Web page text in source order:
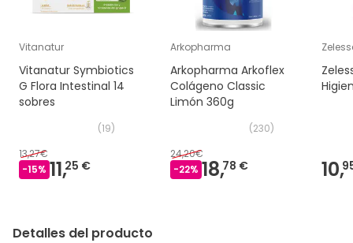
Vitanatur
Vitanatur Symbiotics
G Flora Intestinal 14
sobres
(19)
13,27€
-15% 11,25 €
Arkopharma
Arkopharma Arkoflex
Colágeno Classic
Limón 360g
(230)
24,20€
-22% 18,78 € 10,
Detalles del producto